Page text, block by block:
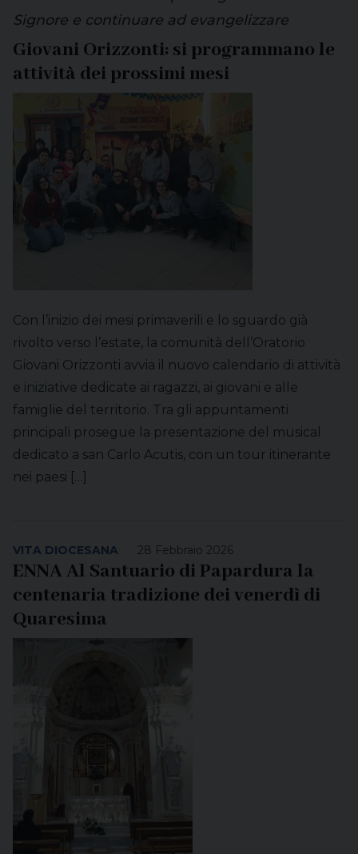
Signore e continuare ad evangelizzare
Giovani Orizzonti: si programmano le
attività dei prossimi mesi
Con l’inizio dei mesi primaverili e lo sguardo già
rivolto verso l’estate, la comunità dell’Oratorio
Giovani Orizzonti avvia il nuovo calendario di attività
e iniziative dedicate ai ragazzi, ai giovani e alle
famiglie del territorio. Tra gli appuntamenti
principali prosegue la presentazione del musical
dedicato a san Carlo Acutis, con un tour itinerante
nei paesi […]
28 Febbraio 2026
VITA DIOCESANA
ENNA Al Santuario di Papardura la
centenaria tradizione dei venerdì di
Quaresima